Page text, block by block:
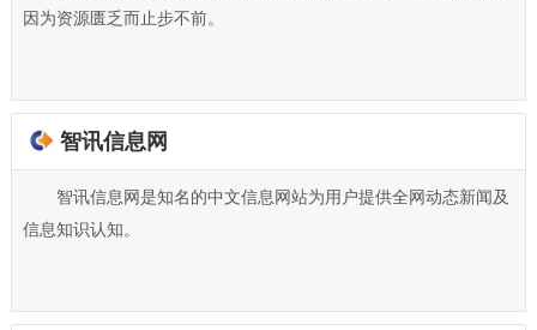
因为资源匮乏而止步不前。
智讯信息网
智讯信息网是知名的中文信息网站为用户提供全网动态新闻及
信息知识认知。